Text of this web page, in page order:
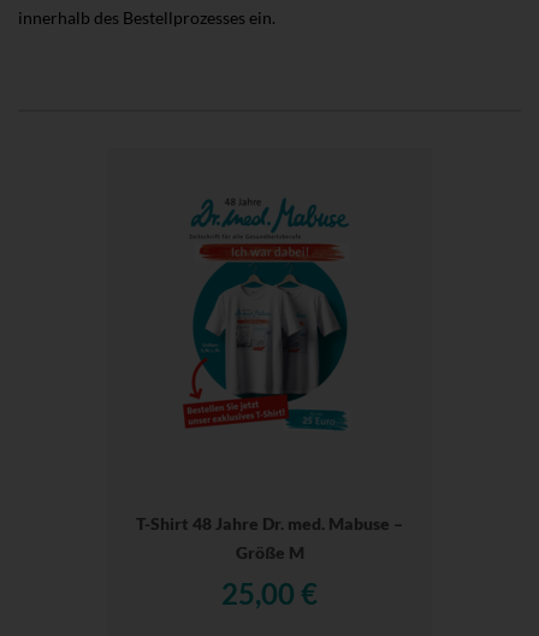
innerhalb des Bestellprozesses ein.
T-Shirt 48 Jahre Dr. med. Mabuse –
Größe M
25,00 €